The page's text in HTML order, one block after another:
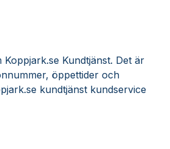
Kundtjänst. Det är
öppettider och
kundtjänst kundservice